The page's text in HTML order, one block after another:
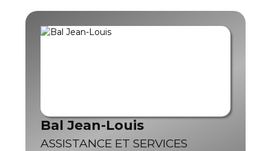
Bal Jean-Louis
ASSISTANCE ET SERVICES